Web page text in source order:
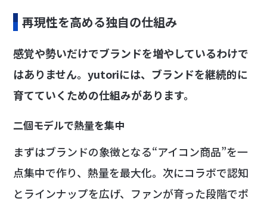
再現性を高める独自の仕組み
感覚や勢いだけでブランドを増やしているわけで
はありません。yutoriには、ブランドを継続的に
育てていくための仕組みがあります。
二個モデルで熱量を集中
まずはブランドの象徴となる“アイコン商品”を一
点集中で作り、熱量を最大化。次にコラボで認知
とラインナップを広げ、ファンが育った段階でポ